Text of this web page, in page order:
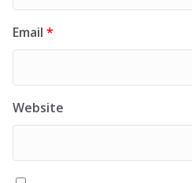
Email *
Website